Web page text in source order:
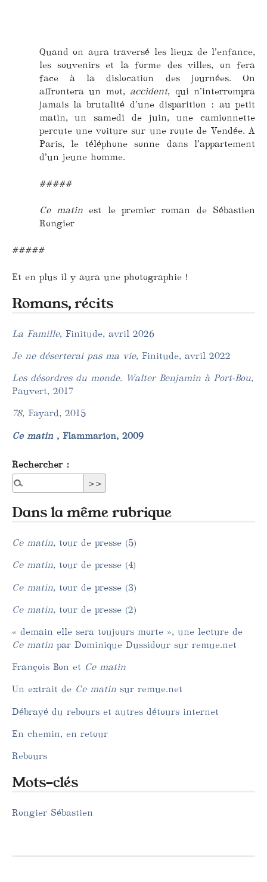
Quand on aura traversé les lieux de l’enfance,
les souvenirs et la forme des villes, on fera
face à la dislocation des journées. On
affrontera un mot, accident, qui n’interrompra
jamais la brutalité d’une disparition : au petit
matin, un samedi de juin, une camionnette
percute une voiture sur une route de Vendée. A
Paris, le téléphone sonne dans l’appartement
d’un jeune homme.
#####
Ce matinest le premier roman de Sébastien
Rongier
#####
Et en plus il y aura une photographie !
Romans, récits
La Famille, Finitude, avril 2026
Je ne déserterai pas ma vie, Finitude, avril 2022
Les désordres du monde. Walter Benjamin à Port-Bou,
Pauvert, 2017
78, Fayard, 2015
Ce matin , Flammarion, 2009
Rechercher :
Dans la même rubrique
Ce matin, tour de presse (5)
Ce matin, tour de presse (4)
Ce matin, tour de presse (3)
Ce matin, tour de presse (2)
« demain elle sera toujours morte », une lecture de
Ce matin par Dominique Dussidour sur remue.net
François Bon et Ce matin
Un extrait de Ce matin sur remue.net
Débrayé du rebours et autres détours internet
En chemin, en retour
Rebours
Mots-clés
Rongier Sébastien